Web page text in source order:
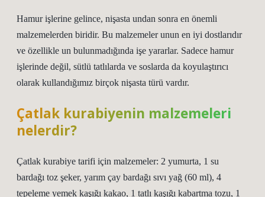
Hamur işlerine gelince, nişasta undan sonra en önemli
malzemelerden biridir. Bu malzemeler unun en iyi dostlarıdır
ve özellikle un bulunmadığında işe yararlar. Sadece hamur
işlerinde değil, sütlü tatlılarda ve soslarda da koyulaştırıcı
olarak kullandığımız birçok nişasta türü vardır.
Çatlak kurabiyenin malzemeleri
nelerdir?
Çatlak kurabiye tarifi için malzemeler: 2 yumurta, 1 su
bardağı toz şeker, yarım çay bardağı sıvı yağ (60 ml), 4
tepeleme yemek kaşığı kakao, 1 tatlı kaşığı kabartma tozu, 1